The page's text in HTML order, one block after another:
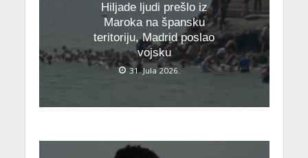
Hiljade ljudi prešlo iz
Maroka na špansku
teritoriju, Madrid poslao
vojsku
31. Jula 2026.